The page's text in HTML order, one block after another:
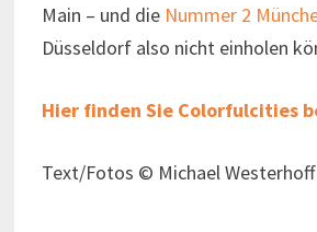
Main – und die Nummer 2
Düsseldorf also nicht einholen
Hier finden Sie Colorfulcities
Text/Fotos © Michael Westerhoff